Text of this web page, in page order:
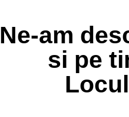
Ne-am
si pe